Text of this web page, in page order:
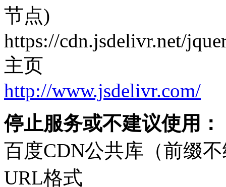
节点)
https://cdn.jsdelivr.net/
主页
http://www.jsdelivr.com/
停止服务或不建议使用：
百度CDN公共库（前缀
URL格式